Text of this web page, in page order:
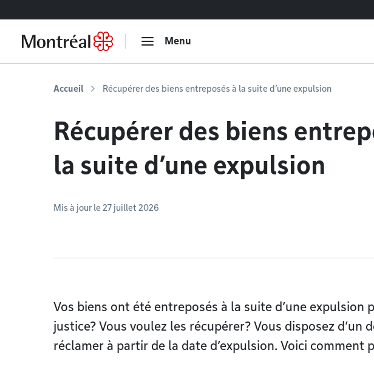
Menu
Accueil Récupérer des biens entreposés à la suite d’une expulsion
Récupérer des biens
la suite d’une expulsion
Mis à jour le 27 juillet 2026
Vos biens ont été entreposés à la suite d’une expulsion
justice? Vous voulez les récupérer? Vous disposez d’un
réclamer à partir de la date d’expulsion. Voici comment